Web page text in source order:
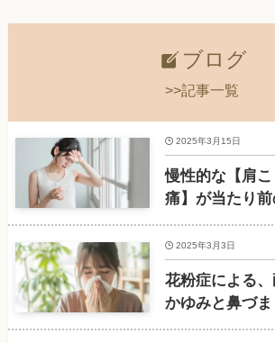
ブログ
>>記事一覧
慢性的な【肩
痛】が当たり
2025年3月15日
花粉症による
かゆみと鼻づ
2025年3月3日